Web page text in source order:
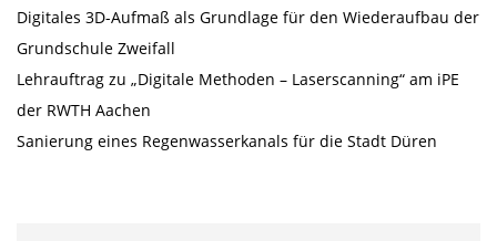
Digitales 3D-Aufmaß als Grundlage für den Wiederaufbau der
Grundschule Zweifall
Lehrauftrag zu „Digitale Methoden – Laserscanning“ am iPE
der RWTH Aachen
Sanierung eines Regenwasserkanals für die Stadt Düren